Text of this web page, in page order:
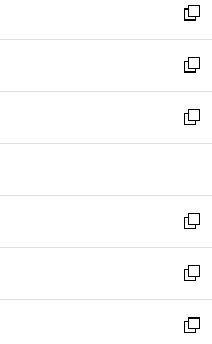
く
で
開
く
ド
ウ
で
開
く
ィ
ン
ド
ウ
で
開
い
ウ
ィ
ン
ド
ウ
開
く
新
し
い
ウ
ィ
ン
ウ
で
開
く
新
し
い
ウ
ン
ド
ウ
で
開
く
新
し
ウ
ィ
ン
ド
ウ
で
新
し
い
ウ
ィ
新
し
い
新